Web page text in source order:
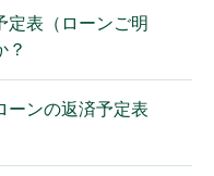
定表（ローンご明
？
ーンの返済予定表